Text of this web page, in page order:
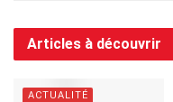
Articles à découvrir
ACTUALITÉ